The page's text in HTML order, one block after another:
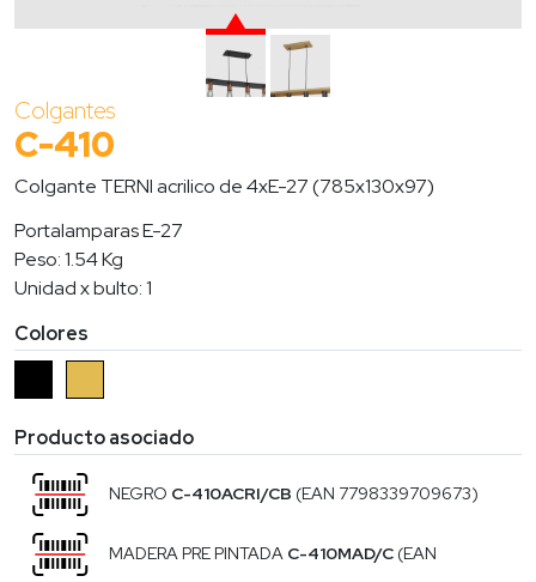
Colgantes
C-410
Colgante TERNI acrilico de 4xE-27 (785x130x97)
Portalamparas E-27
Peso: 1.54 Kg
Unidad x bulto: 1
Colores
Producto asociado
NEGRO C-410ACRI/CB (EAN 7798339709673)
MADERA PRE PINTADA C-410MAD/C (EAN